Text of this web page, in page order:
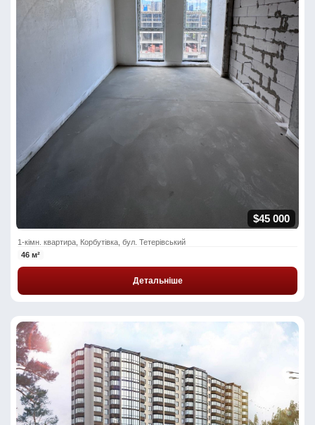
$45 000
1-кімн. квартира, Корбутівка, бул. Тетерівський
46 м²
Детальніше